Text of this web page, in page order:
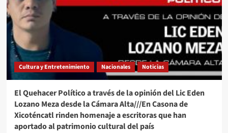
Cultura y Entretenimiento Nacionales Noticias
El Quehacer Político a través de la opinión del Lic Eden
Lozano Meza desde la Cámara Alta///En Casona de
Xicoténcatl rinden homenaje a escritoras que han
aportado al patrimonio cultural del país